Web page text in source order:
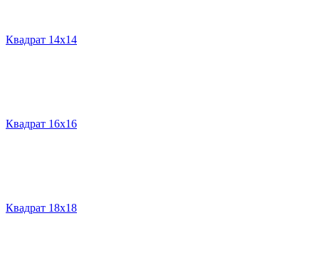
Квадрат 14х14
Квадрат 16х16
Квадрат 18х18